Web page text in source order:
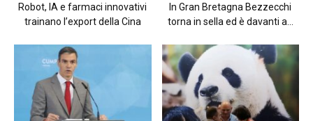
Robot, IA e farmaci innovativi
trainano l’export della Cina
In Gran Bretagna Bezzecchi
torna in sella ed è davanti a...